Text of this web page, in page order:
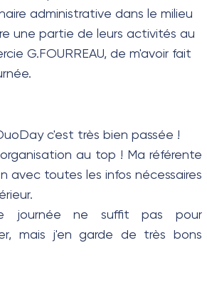
administrative dans le milieu
une partie de leurs activités au
G.FOURREAU, de m'avoir fait
c'est très bien passée !
au top ! Ma référente
avec toutes les infos nécessaires
journée ne suffit pas pour
mais j'en garde de très bons